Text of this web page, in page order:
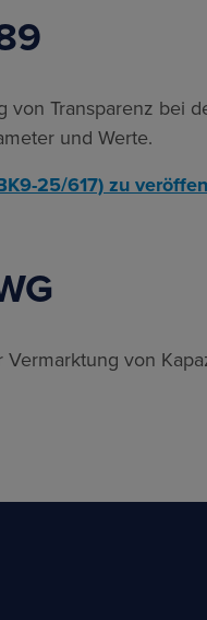
Transparenz bei
und Werte.
25/617) zu
von